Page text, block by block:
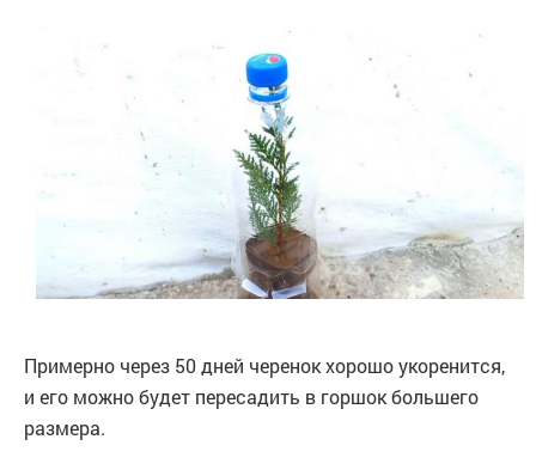
Примерно через 50 дней черенок хорошо укоренится,
и его можно будет пересадить в горшок большего
размера.